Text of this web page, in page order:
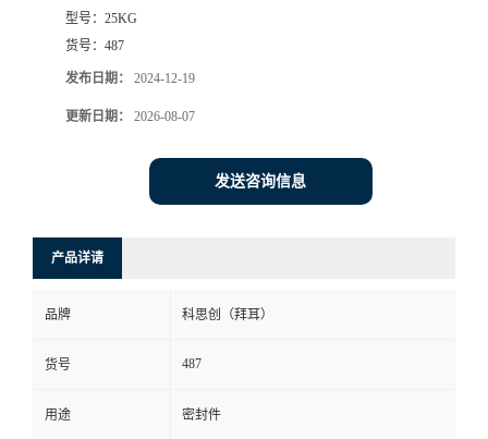
型号： 25KG
货号： 487
发布日期： 2024-12-19
更新日期： 2026-08-07
发送咨询信息
产品详请
品牌 科思创（拜耳）
货号 487
用途 密封件